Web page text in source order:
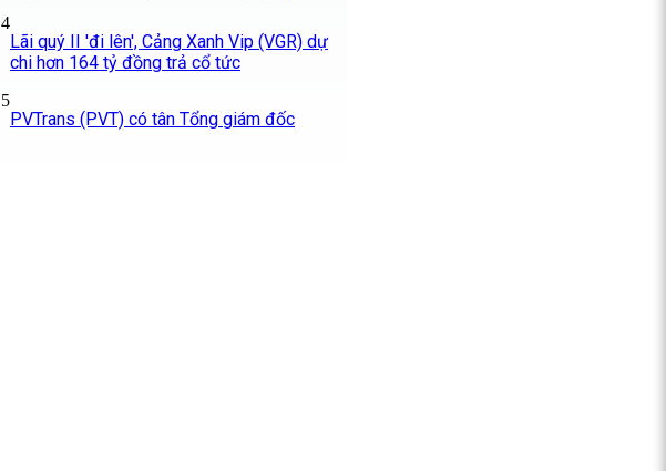
4
Lãi quý II 'đi lên', Cảng Xanh Vip (VGR) dự
chi hơn 164 tỷ đồng trả cổ tức
5
PVTrans (PVT) có tân Tổng giám đốc